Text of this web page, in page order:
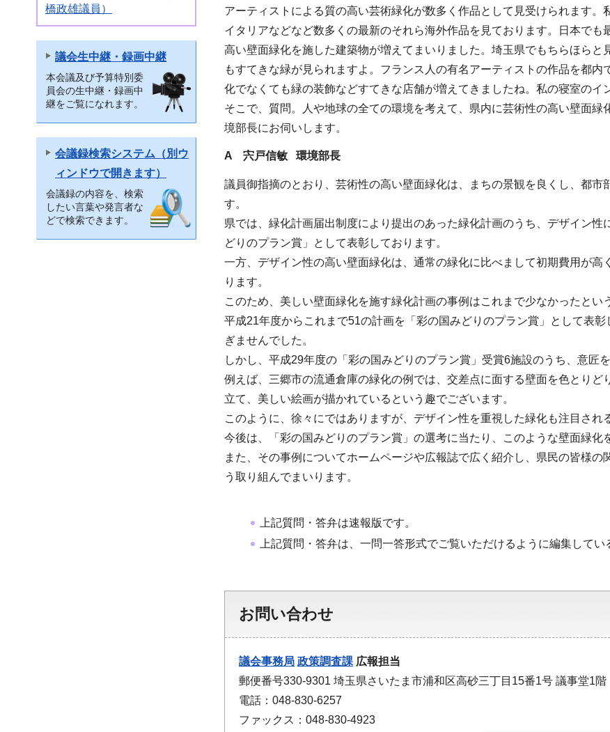
橋政雄議員）
議会生中継・録画中継
本会議及び予算特別委
員会の生中継・録画中
継をご覧になれます。
会議録検索システム（別ウ
ィンドウで開きます）
会議録の内容を、検索
したい言葉や発言者な
どで検索できます。
アーティストによる質の高い芸術緑化が数多く作品として見受けられます。
イタリアなどなど数多くの最新のそれら海外作品を見ております。日本で
高い壁面緑化を施した建築物が増えてまいりました。埼玉県でもちらほら
もすてきな緑が見られますよ。フランス人の有名アーティストの作品を都
化でなくても緑の装飾などすてきな店舗が増えてきましたね。私の寝室のイ
そこで、質問。人や地球の全ての環境を考えて、県内に芸術性の高い壁面
境部長にお伺いします。
A 宍戸信敏 環境部長
議員御指摘のとおり、芸術性の高い壁面緑化は、まちの景観を良くし、都
す。
県では、緑化計画届出制度により提出のあった緑化計画のうち、デザイン
どりのプラン賞」として表彰しております。
一方、デザイン性の高い壁面緑化は、通常の緑化に比べまして初期費用が
ります。
このため、美しい壁面緑化を施す緑化計画の事例はこれまで少なかったとい
平成21年度からこれまで51の計画を「彩の国みどりのプラン賞」として表
ぎませんでした。
しかし、平成29年度の「彩の国みどりのプラン賞」受賞6施設のうち、意匠
例えば、三郷市の流通倉庫の緑化の例では、交差点に面する壁面を色とり
立て、美しい絵画が描かれているという趣でございます。
このように、徐々にではありますが、デザイン性を重視した緑化も注目され
今後は、「彩の国みどりのプラン賞」の選考に当たり、このような壁面緑化
また、その事例についてホームページや広報誌で広く紹介し、県民の皆様
う取り組んでまいります。
上記質問・答弁は速報版です。
上記質問・答弁は、一問一答形式でご覧いただけるように編集して
お問い合わせ
議会事務局 政策調査課 広報担当
郵便番号330-9301 埼玉県さいたま市浦和区高砂三丁目15番1号 議事堂1階
電話：048-830-6257
ファックス：048-830-4923